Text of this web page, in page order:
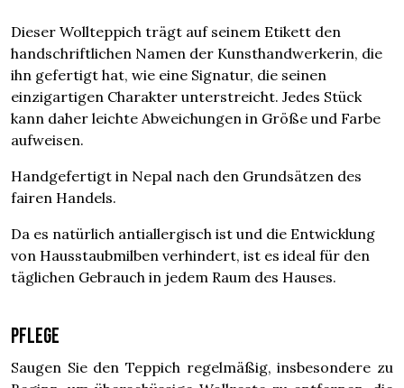
Dieser Wollteppich trägt auf seinem Etikett den
handschriftlichen Namen der Kunsthandwerkerin, die
ihn gefertigt hat, wie eine Signatur, die seinen
einzigartigen Charakter unterstreicht. Jedes Stück
kann daher leichte Abweichungen in Größe und Farbe
aufweisen.
Handgefertigt in Nepal nach den Grundsätzen des
fairen Handels.
Da es natürlich antiallergisch ist und die Entwicklung
von Hausstaubmilben verhindert, ist es ideal für den
täglichen Gebrauch in jedem Raum des Hauses.
Pflege
Saugen Sie den Teppich regelmäßig, insbesondere zu